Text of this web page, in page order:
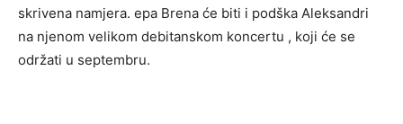
skrivena namjera. epa Brena će biti i podška Aleksandri
na njenom velikom debitanskom koncertu , koji će se
održati u septembru.